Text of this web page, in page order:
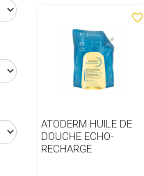
favorite_border
ATODERM HUILE DE
DOUCHE ECHO-
RECHARGE